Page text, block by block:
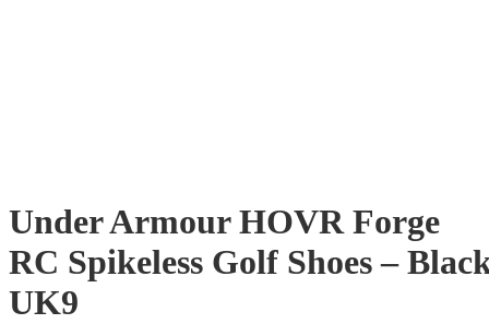
Under Armour HOVR Forge
RC Spikeless Golf Shoes –
UK9